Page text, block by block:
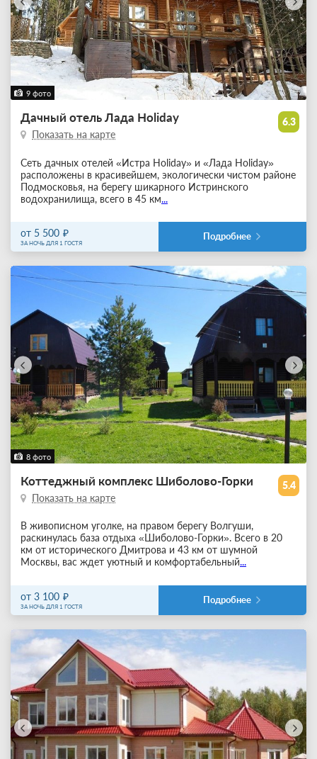
9 фото
6.3
Дачный отель Лада Holiday
Показать на карте
Сеть дачных отелей «Истра Holiday» и «Лада Holiday»
расположены в красивейшем, экологически чистом районе
Подмосковья, на берегу шикарного Истринского
водохранилища, всего в 45 км...
от 5 500
ЗА НОЧЬ ДЛЯ 1 ГОСТЯ
Подробнее
8 фото
5.4
Коттеджный комплекс Шиболово-Горки
Показать на карте
В живописном уголке, на правом берегу Волгуши,
раскинулась база отдыха «Шиболово-Горки». Всего в 20
км от исторического Дмитрова и 43 км от шумной
Москвы, вас ждет уютный и комфортабельный...
от 3 100
ЗА НОЧЬ ДЛЯ 1 ГОСТЯ
Подробнее